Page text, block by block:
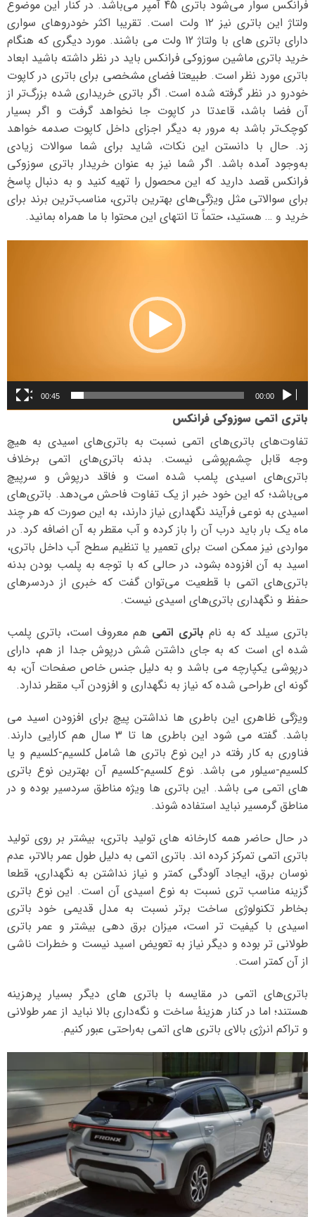
فرانکس سوار می‌شود باتری 45 آمپر می‌باشد. در کنار این موضوع
ولتاژ این باتری نیز ۱۲ ولت است. تقریبا اکثر خودروهای سواری
دارای باتری های با ولتاژ 12 ولت می باشند. مورد دیگری که هنگام
خرید باتری ماشین سوزوکی فرانکس باید در نظر داشته باشید ابعاد
باتری مورد نظر است. طبیعتا فضای مشخصی برای باتری در کاپوت
خودرو در نظر گرفته شده است. اگر باتری خریداری شده بزرگ‌تر از
آن فضا باشد، قاعدتا در کاپوت جا نخواهد گرفت و اگر بسیار
کوچک‌تر باشد به مرور به دیگر اجزای داخل کاپوت صدمه خواهد
زد. حال با دانستن این نکات، شاید برای شما سوالات زیادی
به‌وجود آمده باشد. اگر شما نیز به عنوان خریدار باتری سوزوکی
فرانکس قصد دارید که این محصول را تهیه کنید و به دنبال پاسخ
برای سوالاتی مثل ویژگی‌های بهترین باتری، مناسب‌ترین برند برای
خرید و … هستید، حتماً تا انتهای این محتوا با ما همراه بمانید.
00:00
00:45
باتری اتمی سوزوکی فرانکس
تفاوت‌های باتری‌های اتمی نسبت به باتری‌های اسیدی به هیچ
وجه قابل چشم‌پوشی نیست. بدنه باتری‌های اتمی برخلاف
باتری‌های اسیدی پلمب شده است و فاقد درپوش و سرپیچ
می‌باشد؛ که این خود خبر از یک تفاوت فاحش می‌دهد. باتری‌های
اسیدی به نوعی فرآیند نگهداری نیاز دارند، به این صورت که هر چند
ماه یک بار باید درب آن را باز کرده و آب مقطر به آن اضافه کرد. در
مواردی نیز ممکن است برای تعمیر یا تنظیم سطح آب داخل باتری،
اسید به آن افزوده بشود، در حالی که با توجه به پلمب بودن بدنه
باتری‌های اتمی با قطعیت می‌توان گفت که خبری از دردسرهای
حفظ و نگهداری باتری‌های اسیدی نیست.
باتری سیلد که به نام باتری اتمی هم معروف است، باتری پلمب
شده ای است که به جای داشتن شش درپوش جدا از هم، دارای
درپوشی یکپارچه می باشد و به دلیل جنس خاص صفحات آن، به
گونه ای طراحی شده که نیاز به نگهداری و افزودن آب مقطر ندارد.
ویژگی ظاهری این باطری ها نداشتن پیچ برای افزودن اسید می
باشد. گفته می شود این باطری ها تا 3 سال هم کارایی دارند.
فناوری به کار رفته در این نوع باتری ها شامل کلسیم-کلسیم و یا
کلسیم-سیلور می باشد. نوع کلسیم-کلسیم آن بهترین نوع باتری
های اتمی می باشد. این باتری ها ویژه مناطق سردسیر بوده و در
مناطق گرمسیر نباید استفاده شوند.
در حال حاضر همه کارخانه های تولید باتری، بیشتر بر روی تولید
باتری اتمی تمرکز کرده اند. باتری اتمی به دلیل طول عمر بالاتر، عدم
نوسان برق، ایجاد آلودگی کمتر و نیاز نداشتن به نگهداری، قطعا
گزینه مناسب تری نسبت به نوع اسیدی آن است. این نوع باتری
بخاطر تکنولوژی ساخت برتر نسبت به مدل قدیمی خود باتری
اسیدی با کیفیت تر است، میزان برق دهی بیشتر و عمر باتری
طولانی تر بوده و دیگر نیاز به تعویض اسید نیست و خطرات ناشی
از آن کمتر است.
باتری‌های اتمی در مقایسه با باتری‌ های دیگر بسیار پرهزینه
هستند؛ اما در کنار هزینهٔ ساخت و نگه‌داری بالا نباید از عمر طولانی
و تراکم انرژی بالای باتری‌ های اتمی به‌راحتی عبور کنیم.